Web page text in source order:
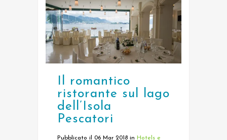
Il romantico
ristorante sul lago
dell’Isola
Pescatori
Pubblicato il 06 Mar 2018 in Hotels e